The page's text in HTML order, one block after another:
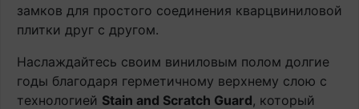
замков для простого соединения кварцвиниловой
плитки друг с другом.
Наслаждайтесь своим виниловым полом долгие
годы благодаря герметичному верхнему слою с
технологией Stain and Scratch Guard, который